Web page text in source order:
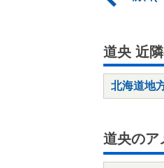
道央 近
北海道地
道央のア